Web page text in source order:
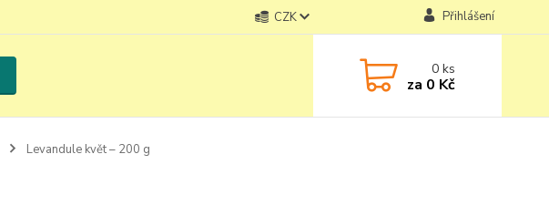
CZK Přihlášení
0ks
za 0 Kč
Levandule květ – 200 g